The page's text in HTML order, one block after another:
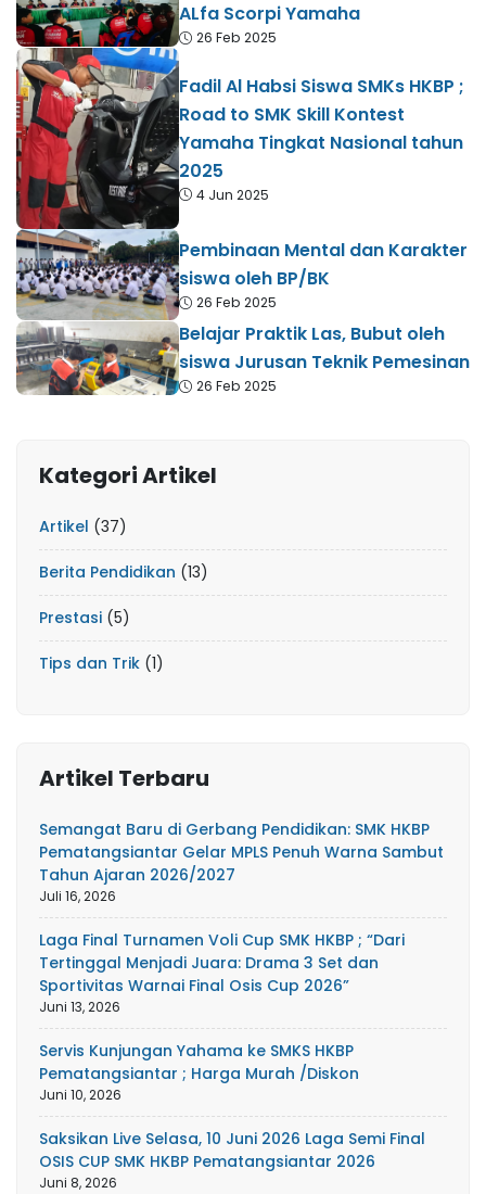
ALfa Scorpi Yamaha
26 Feb 2025
Fadil Al Habsi Siswa SMKs HKBP ;
Road to SMK Skill Kontest
Yamaha Tingkat Nasional tahun
2025
4 Jun 2025
Pembinaan Mental dan Karakter
siswa oleh BP/BK
26 Feb 2025
Belajar Praktik Las, Bubut oleh
siswa Jurusan Teknik Pemesinan
26 Feb 2025
Kategori Artikel
Artikel (37)
Berita Pendidikan (13)
Prestasi (5)
Tips dan Trik (1)
Artikel Terbaru
Semangat Baru di Gerbang Pendidikan: SMK HKBP
Pematangsiantar Gelar MPLS Penuh Warna Sambut
Tahun Ajaran 2026/2027
Juli 16, 2026
Laga Final Turnamen Voli Cup SMK HKBP ; “Dari
Tertinggal Menjadi Juara: Drama 3 Set dan
Sportivitas Warnai Final Osis Cup 2026”
Juni 13, 2026
Servis Kunjungan Yahama ke SMKS HKBP
Pematangsiantar ; Harga Murah /Diskon
Juni 10, 2026
Saksikan Live Selasa, 10 Juni 2026 Laga Semi Final
OSIS CUP SMK HKBP Pematangsiantar 2026
Juni 8, 2026